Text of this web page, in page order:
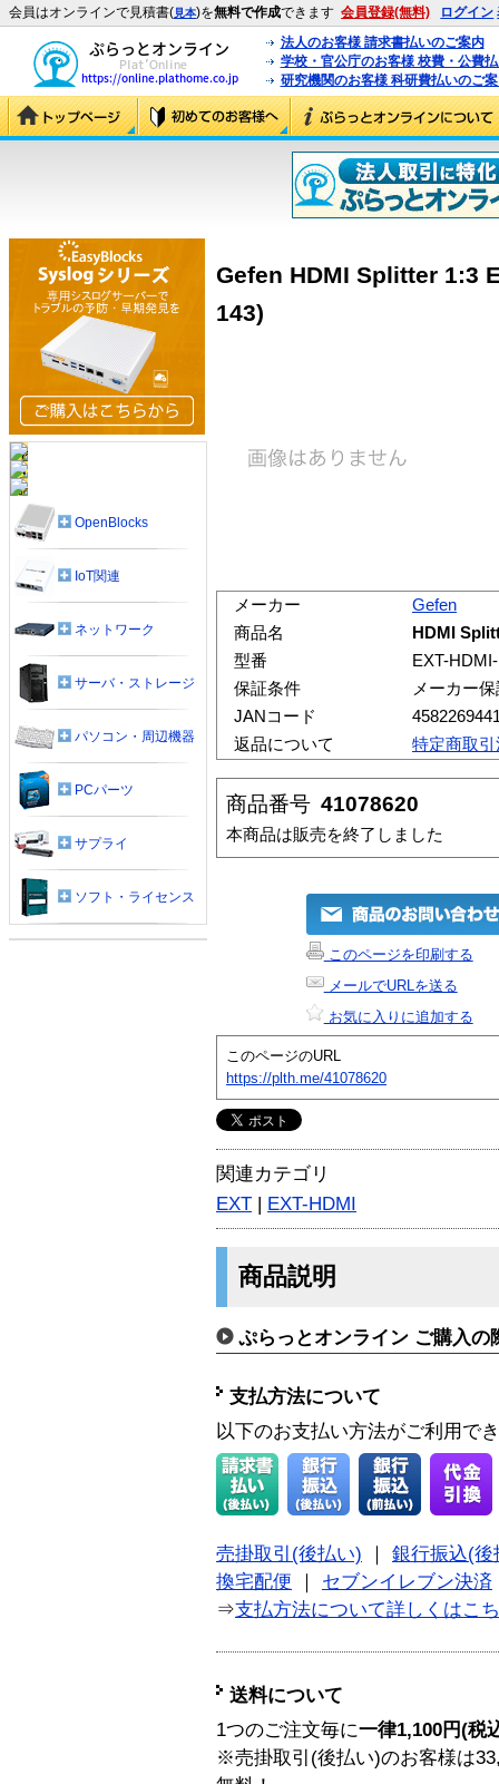
会員はオンラインで見積書(見本)を無料で作成できます 会員登録(無料) ログイン
法人のお客様 請求書払いのご案内
学校・官公庁のお客様 校費・公費
研究機関のお客様 科研費払いのご
Gefen HDMI Splitter 1:3
143)
メーカー
Gefen
商品名
HDMI
型番
EXT-
保証条件
メーカー
JANコード
返品について
特定商取
商品番号 41078620
本商品は販売を終了しました
このページを印刷する
メールでURLを送る
お気に入りに追加する
このページのURL
https://plth.me/41078620
関連カテゴリ
EXT | EXT-HDMI
商品説明
ぷらっとオンライン ご購入の
支払方法について
以下のお支払い方法がご利用で
売掛取引(後払い)
銀行振込(後
換宅配便
セブンイレブン決済
⇒支払方法について詳しくはこ
送料について
1つのご注文毎に一律1,100円(税
※売掛取引(後払い)のお客様は
OpenBlocks
IoT関連
ネットワーク
サーバ・ストレージ
パソコン・周辺機器
PCパーツ
サプライ
ソフト・ライセンス